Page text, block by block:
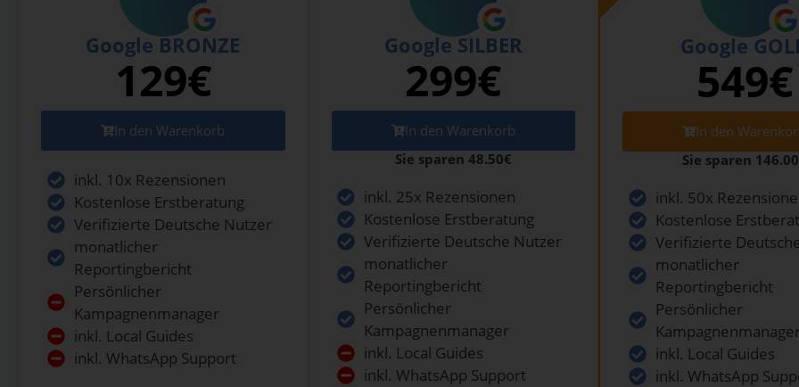
Google BRONZE
129€
In den Warenkorb
inkl. 10x Rezensionen
Kostenlose Erstberatung
Verifizierte Deutsche Nutzer
monatlicher
Reportingbericht
Persönlicher
Kampagnenmanager
inkl. Local Guides
inkl. WhatsApp Support
Google SILBER
299€
In den Warenkorb
Sie sparen 48.50€
inkl. 25x Rezensionen
Kostenlose Erstberatung
Verifizierte Deutsche Nutzer
monatlicher
Reportingbericht
Persönlicher
Kampagnenmanager
inkl. Local Guides
inkl. WhatsApp Support
Google
549€
In den
Sie sparen
inkl. 50x
Kostenlose
Verifizierte
monatlicher
Reportingbericht
Persönlicher
inkl. Local Guides
inkl. WhatsApp